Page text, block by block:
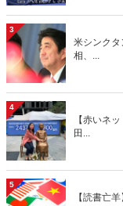
3
米シンク
相、...
4
【赤いネ
田...
5
【読書亡